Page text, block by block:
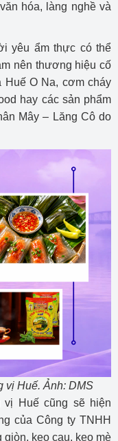
hóa, làng nghề và
yêu ẩm thực có thể
nên thương hiệu cố
Huế O Na, cơm cháy
hay các sản phẩm
Mây – Lăng Cô do
vị Huế. Ảnh: DMS
vị Huế cũng sẽ hiện
của Công ty TNHH
kẹo cau, kẹo mè